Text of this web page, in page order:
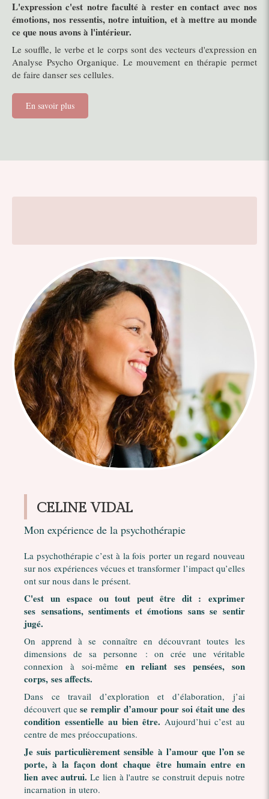
L'expression c'est notre faculté à rester en contact avec nos
émotions, nos ressentis, notre intuition, et à mettre au monde
ce que nous avons à l'intérieur.
Le souffle, le verbe et le corps sont des vecteurs d'expression en
Analyse Psycho Organique. Le mouvement en thérapie permet
de faire danser ses cellules.
En savoir plus
CELINE VIDAL
Mon expérience de la psychothérapie
La psychothérapie c’est à la fois porter un regard nouveau
sur nos expériences vécues et transformer l’impact qu’elles
ont sur nous dans le présent.
C'est un espace ou tout peut être dit : exprimer
ses sensations, sentiments et émotions sans se sentir
jugé.
On apprend à se connaître en découvrant toutes les
dimensions de sa personne : on crée une véritable
connexion à soi-même en reliant ses pensées, son
corps, ses affects.
Dans ce travail d’exploration et d’élaboration, j’ai
découvert quese remplir d’amour pour soi était une des
condition essentielle au bien être. Aujourd’hui c’est au
centre de mes préoccupations.
Je suis particulièrement sensible à l’amour que l’on se
porte, à la façon dont chaque être humain entre en
lien avec autrui. Le lien à l'autre se construit depuis notre
incarnation in utero.